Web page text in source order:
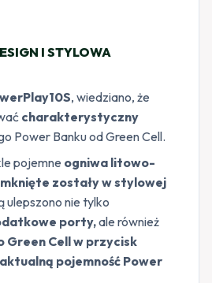
I STYLOWA
, wiedziano, że
charakterystyczny
Power Banku od Green Cell.
pojemne ogniwa litowo-
zostały w stylowej
ulepszono nie tylko
porty,ale również
Green Cell w przycisk
pojemność Power